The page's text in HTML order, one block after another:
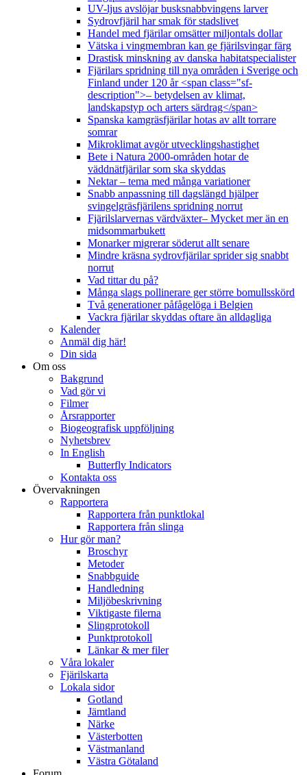
UV-ljus avslöjar busksnabbvingens larver
Sydrovfjäril har smak för stadslivet
Handel med fjärilar omsätter miljontals dollar
Vätska i vingmembran kan ge fjärilsvingar färg
Drastisk minskning av danska habitatspecialister
Fjärilars spridning till nya områden i Sverige och
Finland under 120 år <span class="sf-
description">– betydelsen av klimat,
landskapstyp och arters särdrag</span>
Spanska kamgräsfjärilar hotas av allt torrare
somrar
Mikroklimat avgör utvecklingshastighet
Bete i Natura 2000-områden hotar de
väddnätfjärilar som ska skyddas
Nektar – tema med många variationer
Snabb anpassning till dagslängd hjälper
svingelgräsfjärilens spridning norrut
Fjärilslarvernas värdväxter– Mycket mer än en
midsommarbukett
Monarker migrerar söderut allt senare
Mindre kräsna sydrovfjärilar sprider sig snabbt
norrut
Vad tittar du på?
Många slags pollinerare ger större bomullsskörd
Två generationer påfågelöga i Belgien
Vackra fjärilar skyddas oftare än alldagliga
Kalender
Anmäl dig här!
Din sida
Om oss
Bakgrund
Vad gör vi
Filmer
Årsrapporter
Biogeografisk uppföljning
Nyhetsbrev
In English
Butterfly Indicators
Kontakta oss
Övervakningen
Rapportera
Rapportera från punktlokal
Rapportera från slinga
Hur gör man?
Broschyr
Metoder
Snabbguide
Handledning
Miljöbeskrivning
Viktigaste filerna
Slingprotokoll
Punktprotokoll
Länkar & mer filer
Våra lokaler
Fjärilskarta
Lokala sidor
Gotland
Jämtland
Närke
Västerbotten
Västmanland
Västra Götaland